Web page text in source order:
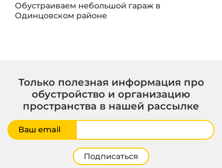
Обустраиваем небольшой гараж в
Одинцовском районе
Только полезная информация про
обустройство и организацию
пространства в нашей рассылке
Ваш email
Подписаться